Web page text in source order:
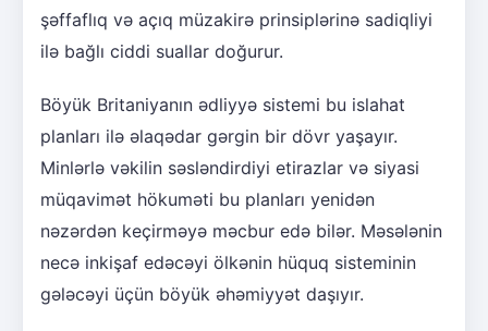
şəffaflıq və açıq müzakirə prinsiplərinə sadiqliyi
ilə bağlı ciddi suallar doğurur.
Böyük Britaniyanın ədliyyə sistemi bu islahat
planları ilə əlaqədar gərgin bir dövr yaşayır.
Minlərlə vəkilin səsləndirdiyi etirazlar və siyasi
müqavimət hökuməti bu planları yenidən
nəzərdən keçirməyə məcbur edə bilər. Məsələnin
necə inkişaf edəcəyi ölkənin hüquq sisteminin
gələcəyi üçün böyük əhəmiyyət daşıyır.